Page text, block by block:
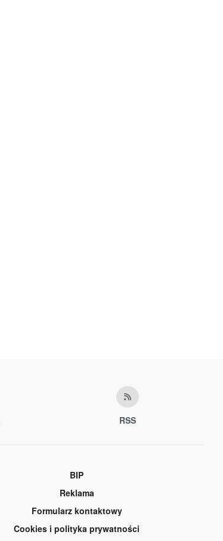
RSS
BIP
Reklama
Formularz kontaktowy
Cookies i polityka prywatności